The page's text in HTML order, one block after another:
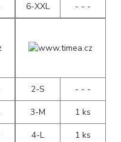
6-XXL
- - -
2-S
- - -
3-M
1 ks
4-L
1 ks